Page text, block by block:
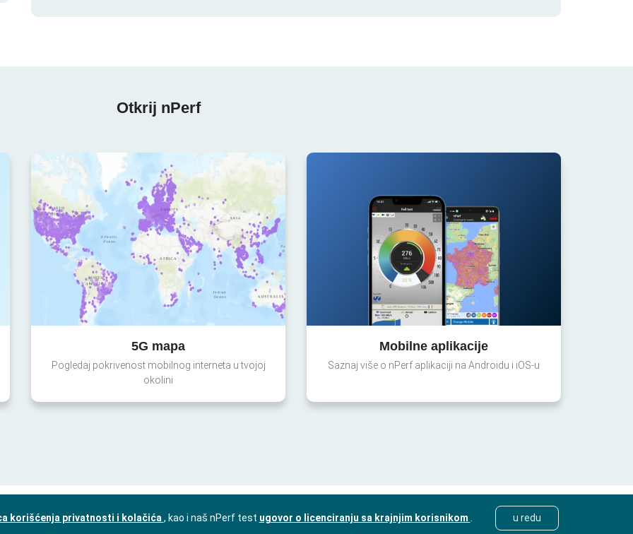
Otkrij nPerf
5G mapa
Pogledaj pokrivenost mobilnog interneta u tvojoj
okolini
Mobilne aplikacije
Saznaj više o nPerf aplikaciji na Androidu i iOS-u
korišćenja privatnosti i kolačića , kao i naš nPerf test ugovor o licenciranju sa krajnjim korisnikom u redu